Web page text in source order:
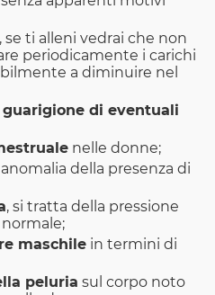
, se ti alleni vedrai che non
periodicamente i carichi
a diminuire nel
di eventuali
nelle donne;
della presenza di
, si tratta della pressione
maschile in termini di
peluria sul corpo noto